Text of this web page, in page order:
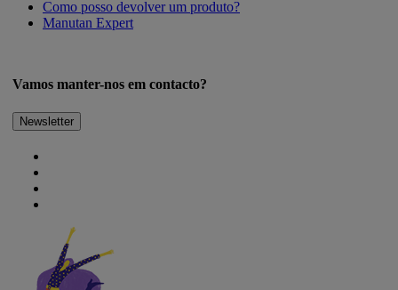
Como posso devolver um produto?
Manutan Expert
Vamos manter-nos em contacto?
Newsletter